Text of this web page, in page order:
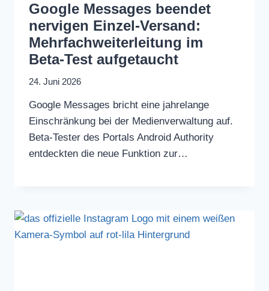
Google Messages beendet
nervigen Einzel-Versand:
Mehrfachweiterleitung im
Beta-Test aufgetaucht
24. Juni 2026
Google Messages bricht eine jahrelange
Einschränkung bei der Medienverwaltung auf.
Beta-Tester des Portals Android Authority
entdeckten die neue Funktion zur…